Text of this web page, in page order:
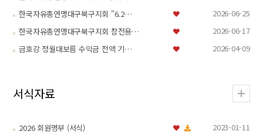
한국자유총연맹대구북구지회 "6.2…
2026-06-25
한국자유총연맹대구북구지회 참전용…
2026-06-17
금호강 정월대보름 수익금 전액 기…
2026-04-09
서식자료
2026 회원명부 (서식)
2023-01-11